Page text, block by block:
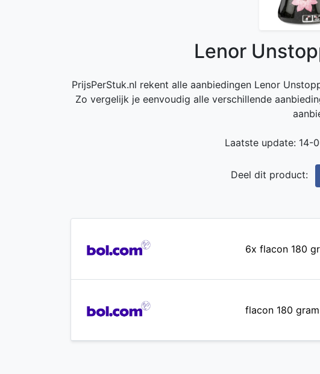
Lenor
PrijsPerStuk.nl rekent alle aanbiedingen Lenor
Zo vergelijk je eenvoudig alle verschillende
Laatste update: 14-
Deel dit product:
6x flacon 180
flacon 180 gram